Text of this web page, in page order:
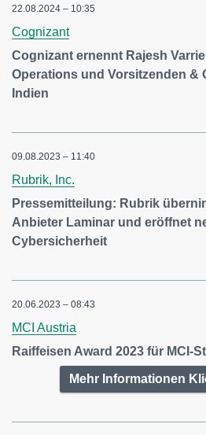
22.08.2024 – 10:35
Cognizant
Cognizant ernennt Rajesh
Operations und Vorsitzenden &
Indien
09.08.2023 – 11:40
Rubrik, Inc.
Pressemitteilung: Rubrik
Anbieter Laminar und eröffnet
Cybersicherheit
20.06.2023 – 08:43
MCI Austria
Raiffeisen Award 2023 für MCI-
Mehr Informationen